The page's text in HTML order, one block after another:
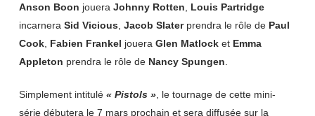
Anson Boon jouera Johnny Rotten
Louis Partridge
incarnera Sid Vicious Jacob Slaterprendra le rôle de Paul
Cook, Fabien Frankel jouera Glen Matlocket Emma
Appleton prendra le rôle de Nancy Spungen
Simplement intitulé« Pistols », le tournage de cette mini-
série débutera le 7 mars prochain et sera diffusée sur la